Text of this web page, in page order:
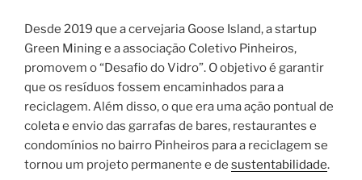
Desde 2019 que a cervejaria Goose Island, a startup
Green Mining e a associação Coletivo Pinheiros,
promovem o “Desafio do Vidro”. O objetivo é garantir
que os resíduos fossem encaminhados para a
reciclagem. Além disso, o que era uma ação pontual de
coleta e envio das garrafas de bares, restaurantes e
condomínios no bairro Pinheiros para a reciclagem se
tornou um projeto permanente e de sustentabilidade.